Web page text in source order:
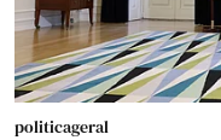
politicageral